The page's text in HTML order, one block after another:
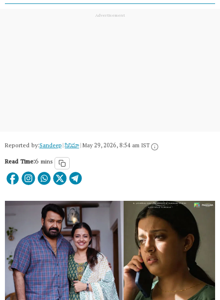
Reported by:Sandeep|సినిమా|May 29, 2026, 8:54 am IST
Read Time:6 mins